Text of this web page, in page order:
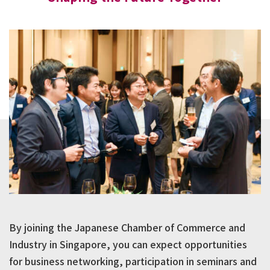
By joining the Japanese Chamber of Commerce and
Industry in Singapore, you can expect opportunities
for business networking, participation in seminars and